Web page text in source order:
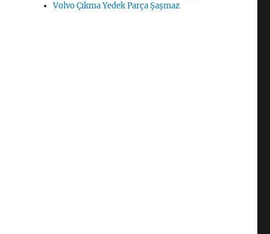
Volvo Çıkma Yedek Parça Şaşmaz